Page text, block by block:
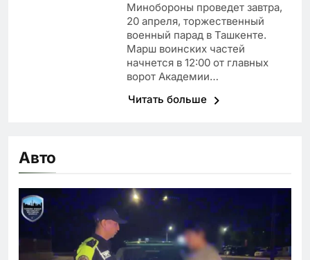
Минобороны проведет завтра,
20 апреля, торжественный
военный парад в Ташкенте.
Марш воинских частей
начнется в 12:00 от главных
ворот Академии…
Читать больше
Авто